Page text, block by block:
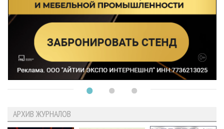
АРХИВ ЖУРНАЛОВ